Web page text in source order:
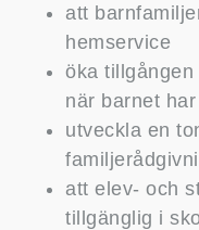
att
hemservice
öka
när barnet
utveckla en
att elev- och
tillgänglig i